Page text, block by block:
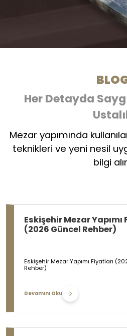
Her Detayda
Mezar yapımında
teknikleri ve yeni nesil
bilgi
Eskişehir Mezar Yapımı
(2026 Güncel Rehber)
Eskişehir Mezar Yapımı Fiyatları
Rehber)
Devamını Oku